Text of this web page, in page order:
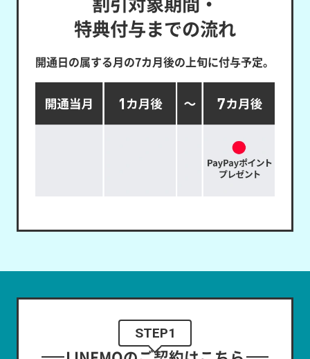
特典付与までの流れ
開通日の属する月の7カ月後の上旬に付与予定。
STEP1